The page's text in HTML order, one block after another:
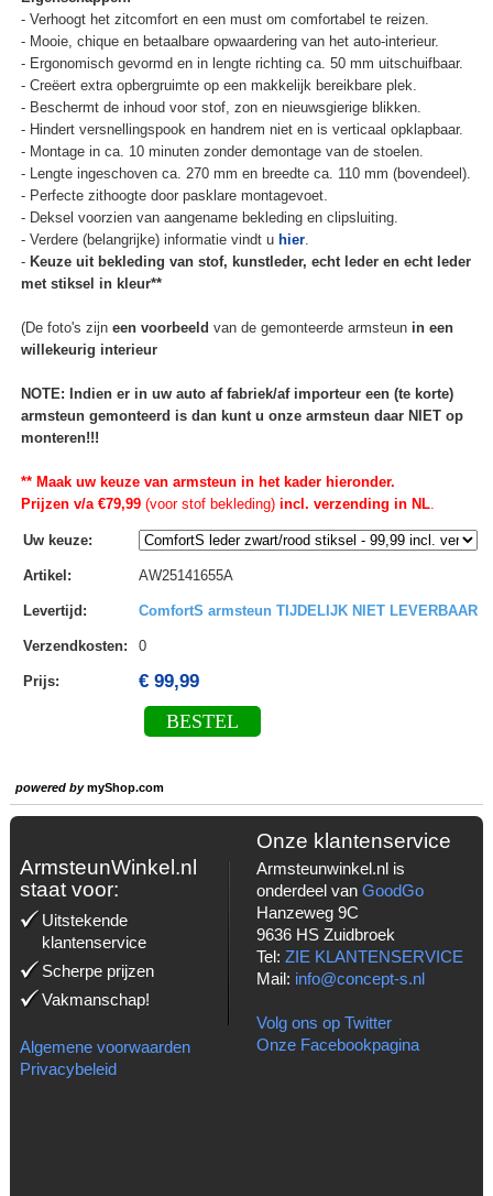
- Verhoogt het zitcomfort en een must om comfortabel te reizen.
- Mooie, chique en betaalbare opwaardering van het auto-interieur.
- Ergonomisch gevormd en in lengte richting ca. 50 mm uitschuifbaar.
- Creëert extra opbergruimte op een makkelijk bereikbare plek.
- Beschermt de inhoud voor stof, zon en nieuwsgierige blikken.
- Hindert versnellingspook en handrem niet en is verticaal opklapbaar.
- Montage in ca. 10 minuten zonder demontage van de stoelen.
- Lengte ingeschoven ca. 270 mm en breedte ca. 110 mm (bovendeel).
- Perfecte zithoogte door pasklare montagevoet.
- Deksel voorzien van aangename bekleding en clipsluiting.
- Verdere (belangrijke) informatie vindt u hier.
- Keuze uit bekleding van stof, kunstleder, echt leder en echt leder
met stiksel in kleur**
(De foto's zijn een voorbeeld van de gemonteerde armsteun in een
willekeurig interieur
NOTE: Indien er in uw auto af fabriek/af importeur een (te korte)
armsteun gemonteerd is dan kunt u onze armsteun daar NIET op
monteren!!!
** Maak uw keuze van armsteun in het kader hieronder.
Prijzen v/a €79,99(voor stof bekleding)incl. verzending in NL.
Uw keuze:
Artikel : AW25141655A
Levertijd : ComfortS armsteun TIJDELIJK NIET LEVERBAAR
Verzendkosten: 0
Prijs: € 99,99
BESTEL
powered bymyShop.com
ArmsteunWinkel.nl
staat voor:
Uitstekende
klantenservice
Scherpe prijzen
Vakmanschap!
Algemene voorwaarden
Privacybeleid
Onze klantenservice
Armsteunwinkel.nl is
onderdeel van GoodGo
Hanzeweg 9C
9636 HS Zuidbroek
Tel: ZIE KLANTENSERVICE
Mail: info@concept-s.nl
Volg ons op Twitter
Onze Facebookpagina